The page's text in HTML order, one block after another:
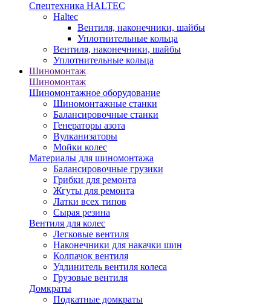
Спецтехника HALTEC
Haltec
Вентиля, наконечники, шайбы
Уплотнительные кольца
Вентиля, наконечники, шайбы
Уплотнительные кольца
Шиномонтаж
Шиномонтаж
Шиномонтажное оборудование
Шиномонтажные станки
Балансировочные станки
Генераторы азота
Вулканизаторы
Мойки колес
Материалы для шиномонтажа
Балансировочные грузики
Грибки для ремонта
Жгуты для ремонта
Латки всех типов
Сырая резина
Вентиля для колес
Легковые вентиля
Наконечники для накачки шин
Колпачок вентиля
Удлинитель вентиля колеса
Грузовые вентиля
Домкраты
Подкатные домкраты